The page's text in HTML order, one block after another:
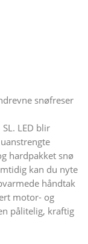
snøfreser
LED blir
hardpakket snø
kan du nyte
håndtak
motor- og
pålitelig, kraftig